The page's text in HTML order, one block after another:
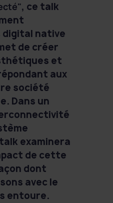
, ce talk
digital native
de créer
et
aux
société
Dans un
examinera
de cette
dont
avec le
entoure.